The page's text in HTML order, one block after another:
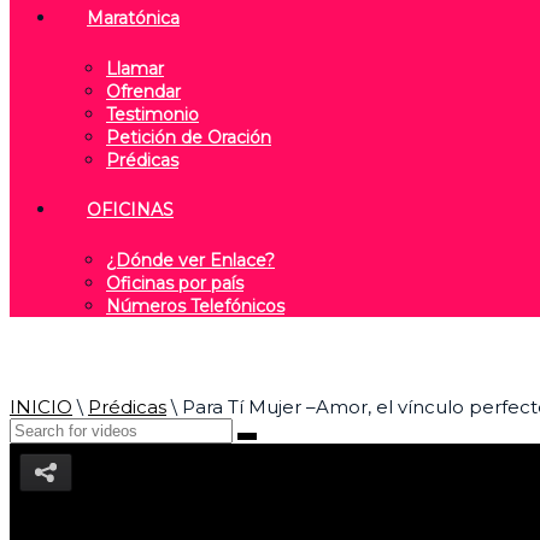
Maratónica
Llamar
Ofrendar
Testimonio
Petición de Oración
Prédicas
OFICINAS
¿Dónde ver Enlace?
Oficinas por país
Números Telefónicos
INICIO \ Prédicas\ Para Tí Mujer –Amor, el vínculo